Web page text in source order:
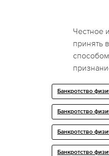
Честное
принять
Банкротство
Банкротство
Банкротство
Банкротство